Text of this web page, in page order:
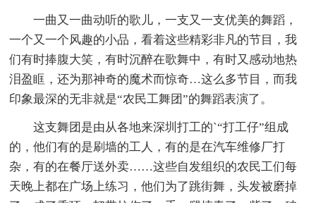
一曲又一曲动听的歌儿，一支又一支优美的舞蹈，
一个又一个风趣的小品，看着这些精彩非凡的节目，我
们有时捧腹大笑，有时沉醉在歌舞中，有时又感动地热
泪盈眶，还为那神奇的魔术而惊奇…这么多节目，而我
印象最深的无非就是“农民工舞团”的舞蹈表演了。
这支舞团是由从各地来深圳打工的`“打工仔”组成
的，他们有的是刷墙的工人，有的是在汽车维修厂打
杂，有的在餐厅送外卖……这些自发组织的农民工们每
天晚上都在广场上练习，他们为了跳街舞，头发被磨掉